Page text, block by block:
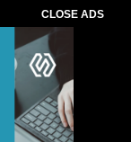
CLOSE ADS